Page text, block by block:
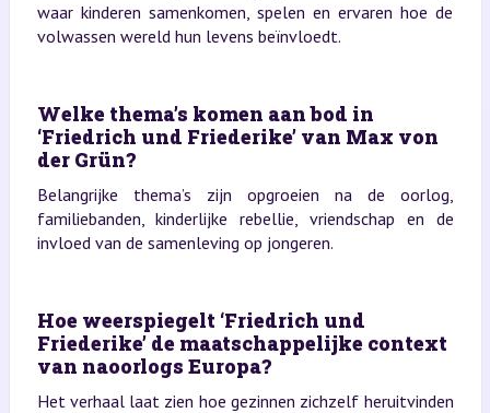
waar kinderen samenkomen, spelen en ervaren hoe de
volwassen wereld hun levens beïnvloedt.
Welke thema’s komen aan bod in
‘Friedrich und Friederike’ van Max von
der Grün?
Belangrijke thema’s zijn opgroeien na de oorlog,
familiebanden, kinderlijke rebellie, vriendschap en de
invloed van de samenleving op jongeren.
Hoe weerspiegelt ‘Friedrich und
Friederike’ de maatschappelijke context
van naoorlogs Europa?
Het verhaal laat zien hoe gezinnen zichzelf heruitvinden